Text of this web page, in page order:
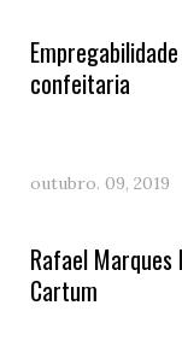
confeitaria
outubro. 09, 2019
Rafael
Cartum